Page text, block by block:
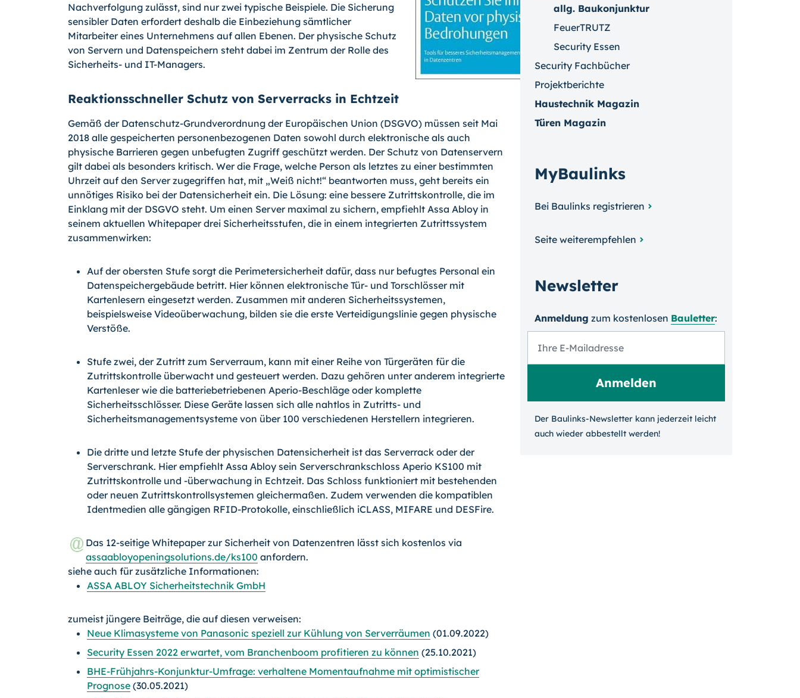
Nachverfolgung zulässt, sind nur zwei typische Beispiele. Die Sicherung
sensibler Daten erfordert deshalb die Einbeziehung sämtlicher
Mitarbeiter eines Unternehmens auf allen Ebenen. Der physische Schutz
von Servern und Datenspeichern steht dabei im Zentrum der Rolle des
Sicherheits- und IT-Managers.
Reaktionsschneller Schutz von Serverracks in Echtzeit
Gemäß der Datenschutz-Grundverordnung der Europäischen Union (DSGVO) müssen seit Mai
2018 alle gespeicherten personenbezogenen Daten sowohl durch elektronische als auch
physische Barrieren gegen unbefugten Zugriff geschützt werden. Der Schutz von Datenservern
gilt dabei als besonders kritisch. Wer die Frage, welche Person als letztes zu einer bestimmten
Uhrzeit auf den Server zugegriffen hat, mit „Weiß nicht!“ beantworten muss, geht bereits ein
unnötiges Risiko bei der Datensicherheit ein. Die Lösung: eine bessere Zutrittskontrolle, die im
Einklang mit der DSGVO steht. Um einen Server maximal zu sichern, empfiehlt Assa Abloy in
seinem aktuellen Whitepaper drei Sicherheitsstufen, die in einem integrierten Zutrittssystem
zusammenwirken:
Auf der obersten Stufe sorgt die Perimetersicherheit dafür, dass nur befugtes Personal ein
Datenspeichergebäude betritt. Hier können elektronische Tür- und Torschlösser mit
Kartenlesern eingesetzt werden. Zusammen mit anderen Sicherheitssystemen,
beispielsweise Videoüberwachung, bilden sie die erste Verteidigungslinie gegen physische
Verstöße.
Stufe zwei, der Zutritt zum Serverraum, kann mit einer Reihe von Türgeräten für die
Zutrittskontrolle überwacht und gesteuert werden. Dazu gehören unter anderem integrierte
Kartenleser wie die batteriebetriebenen Aperio-Beschläge oder komplette
Sicherheitsschlösser. Diese Geräte lassen sich alle nahtlos in Zutritts- und
Sicherheitsmanagementsysteme von über 100 verschiedenen Herstellern integrieren.
Die dritte und letzte Stufe der physischen Datensicherheit ist das Serverrack oder der
Serverschrank. Hier empfiehlt Assa Abloy sein Serverschrankschloss Aperio KS100 mit
Zutrittskontrolle und -überwachung in Echtzeit. Das Schloss funktioniert mit bestehenden
oder neuen Zutrittskontrollsystemen gleichermaßen. Zudem verwenden die kompatiblen
Identmedien alle gängigen RFID-Pro­to­kolle, einschließlich iCLASS, MIFARE und DESFire.
Das 12-seitige Whitepaper zur Sicherheit von Datenzentren lässt sich kostenlos via
assaabloyopeningsolutions.de/ks100 anfordern.
siehe auch für zusätzliche Informationen:
ASSA ABLOY Sicherheitstechnik GmbH
zumeist jüngere Beiträge, die auf diesen verweisen:
Neue Klimasysteme von Panasonic speziell zur Kühlung von Serverräumen (01.09.2022)
Security Essen 2022 erwartet, vom Branchenboom profitieren zu können (25.10.2021)
BHE-Frühjahrs-Konjunktur-Umfrage: verhaltene Momentaufnahme mit optimistischer
Prognose (30.05.2021)
allg. Baukonjunktur
FeuerTRUTZ
Security Essen
Security Fachbücher
Projektberichte
Haustechnik Magazin
Türen Magazin
MyBaulinks
Bei Baulinks registrieren
Seite weiterempfehlen
Newsletter
Anmeldung zum kosten­losen Bauletter:
Der Baulinks-Newsletter kann jeder­zeit leicht
auch wieder ab­bestellt werden!